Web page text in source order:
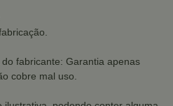
fabricante: Garantia apenas
cobre mal uso.